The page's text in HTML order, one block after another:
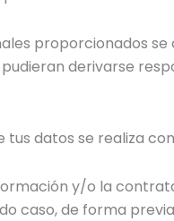
proporcionados
derivarse
datos se realiza
y/o la
caso, de forma